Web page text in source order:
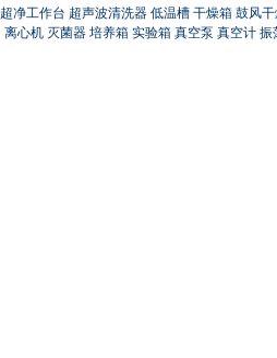
超净工作台 超声波清洗器 低温槽 干燥箱 鼓风
离心机 灭菌器 培养箱 实验箱 真空泵 真空计 振